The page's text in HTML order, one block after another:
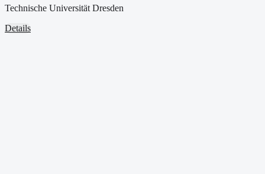
Technische Universität Dresden
Details